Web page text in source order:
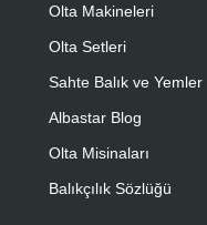
Olta Makineleri
Olta Setleri
Sahte Balık ve Yemler
Albastar Blog
Olta Misinaları
Balıkçılık Sözlüğü